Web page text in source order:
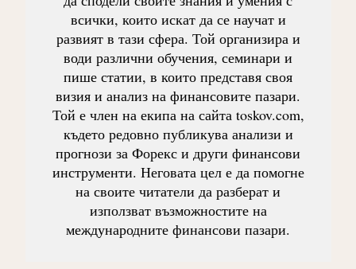
всички, които искат да се научат и
развият в тази сфера. Той организира и
води различни обучения, семинари и
пише статии, в които представя своя
визия и анализ на финансовите пазари.
Той е член на екипа на сайта toskov.com,
където редовно публикува анализи и
прогнози за Форекс и други финансови
инструменти. Неговата цел е да помогне
на своите читатели да разберат и
използват възможностите на
международните финансови пазари.